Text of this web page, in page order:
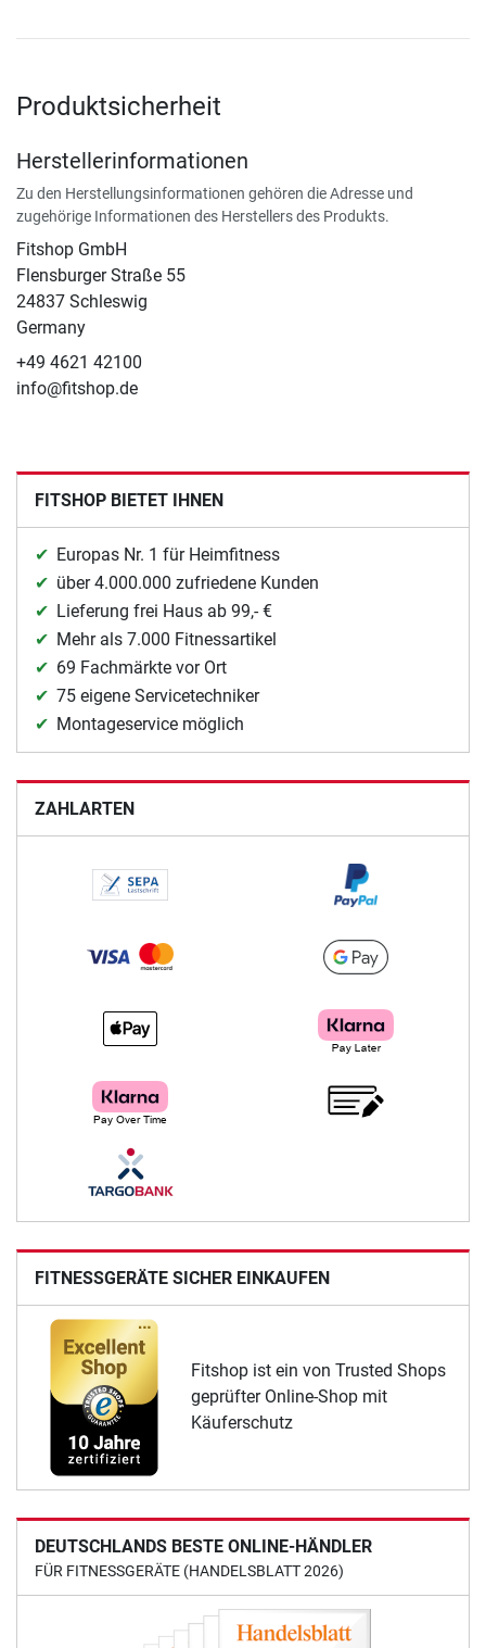
Produktsicherheit
Herstellerinformationen
Zu den Herstellungsinformationen gehören die Adresse und
zugehörige Informationen des Herstellers des Produkts.
Fitshop GmbH
Flensburger Straße 55
24837 Schleswig
Germany
+49 4621 42100
info@fitshop.de
FITSHOP BIETET IHNEN
Europas Nr. 1 für Heimfitness
über 4.000.000 zufriedene Kunden
Lieferung frei Haus ab 99,- €
Mehr als 7.000 Fitnessartikel
69 Fachmärkte vor Ort
75 eigene Servicetechniker
Montageservice möglich
ZAHLARTEN
FITNESSGERÄTE SICHER EINKAUFEN
Fitshop ist ein von Trusted Shops
geprüfter Online-Shop mit
Käuferschutz
DEUTSCHLANDS BESTE ONLINE-HÄNDLER
FÜR FITNESSGERÄTE (HANDELSBLATT 2026)